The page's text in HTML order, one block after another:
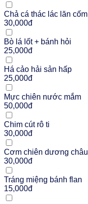
Chả cá thác lác lăn cốm
30,000đ
Bò lá lốt + bánh hỏi
25,000đ
Há cảo hải sản hấp
25,000đ
Mực chiên nước mắm
50,000đ
Chim cút rô ti
30,000đ
Cơm chiên dương châu
30,000đ
Tráng miệng bánh flan
15,000đ